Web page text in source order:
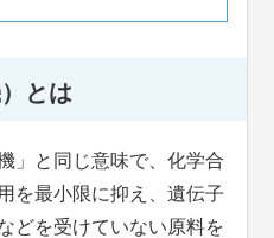
とは
」と同じ意味で、化学合
を最小限に抑え、遺伝子
どを受けていない原料を